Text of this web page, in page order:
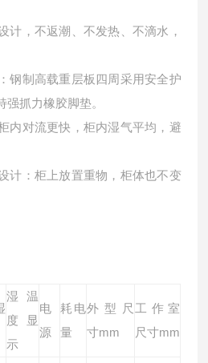
计，不返潮、不发热、不滴水，
钢制高载重层板四周采用安全护
抓力橡胶脚垫。
内对流更快，柜内湿气平均，避
计：柜上放置重物，柜体也不变
湿温
度显
示
电
源
耗电
量
外型尺
寸mm
工作室
尺寸mm